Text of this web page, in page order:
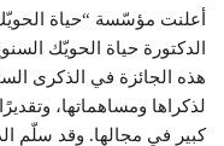
أعلنت مؤسّسة “حياة
الدكتورة حياة الحويّك
هذه الجائزة في الذكرى
لذكراها ومساهماتها،
كبير في مجالها. وقد سلّم